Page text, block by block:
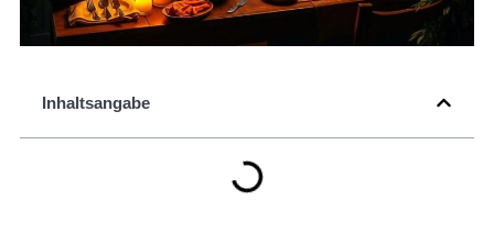
Inhaltsangabe